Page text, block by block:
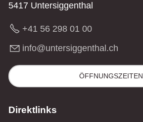
5417 Untersiggenthal
+41 56 298 01 00
nf
nt rs gg nth l ch
ÖFFNUNGSZEITEN
Direktlinks